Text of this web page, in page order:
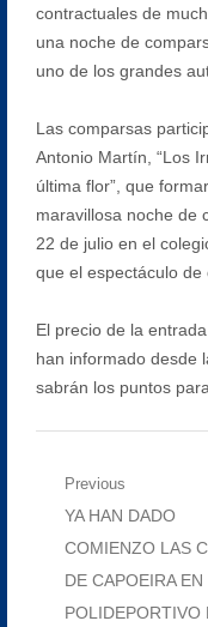
contractuales de
una noche de
uno de los grandes
Las comparsas
Antonio Martín, “Los
última flor”, que
maravillosa noche de
22 de julio en el
que el espectáculo de
El precio de la
han informado desde
sabrán los puntos
Navegación
entradas
Previous
Previous
post:
YA HAN DADO
COMIENZO LAS
DE CAPOEIRA EN
POLIDEPORTIVO